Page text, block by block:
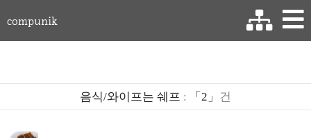
compunik
음식/와이프는 쉐프 : 「2」 건